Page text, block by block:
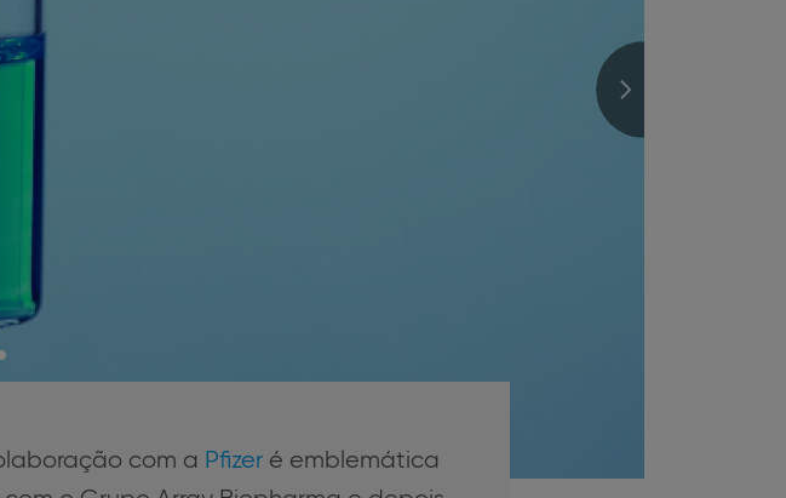
com a Pfizer é emblemática